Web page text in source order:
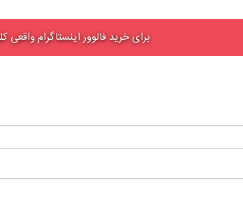
برای خرید فالوور اینستاگرام واقعی